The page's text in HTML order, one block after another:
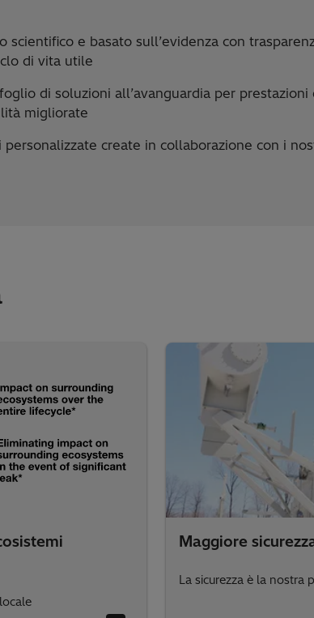
scientifico e basato sull’evidenza con
di vita utile
di soluzioni all’avanguardia per prestazioni
migliorate
personalizzate create in collaborazione con i
Maggiore
La sicurezza è la nostra